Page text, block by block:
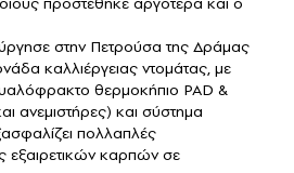
στην Πετρούσα της Δράμας
καλλιέργειας ντομάτας, με
θερμοκήπιο PAD &
ανεμιστήρες) και σύστημα
πολλαπλές
εξαιρετικών καρπών σε